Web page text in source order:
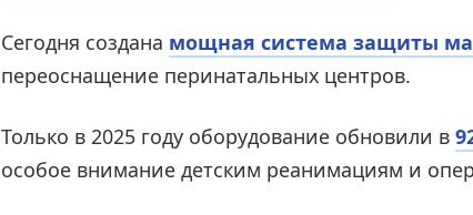
Сегодня создана мощная система защиты
переоснащение перинатальных центров.
Только в 2025 году оборудование обновили в
особое внимание детским реанимациям и